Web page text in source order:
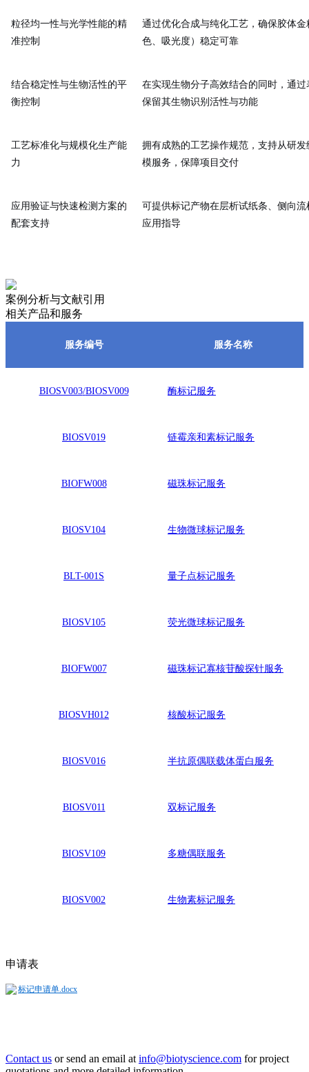
粒径均一性与光学性能的精
准控制
通过优化合成与纯化工艺，确保胶体
色、吸光度）稳定可靠
结合稳定性与生物活性的平
衡控制
在实现生物分子高效结合的同时，通
保留其生物识别活性与功能
工艺标准化与规模化生产能
力
拥有成熟的工艺操作规范，支持从研
模服务，保障项目交付
应用验证与快速检测方案的
配套支持
可提供标记产物在层析试纸条、侧向
应用指导
案例分析与文献引用
相关产品和服务
服务编号 服务名称
BIOSV003/BIOSV009 酶标记服务
BIOSV019 链霉亲和素标记服务
BIOFW008 磁珠标记服务
BIOSV104 生物微球标记服务
BLT-001S 量子点标记服务
BIOSV105 荧光微球标记服务
BIOFW007 磁珠标记寡核苷酸探针服务
BIOSVH012 核酸标记服务
BIOSV016 半抗原偶联载体蛋白服务
BIOSV011 双标记服务
BIOSV109 多糖偶联服务
BIOSV002 生物素标记服务
申请表
标记申请单.docx
Contact us or send an email at info@biotyscience.com for project